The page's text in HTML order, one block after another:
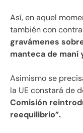
Así, en aquel
también con
gravámenes
manteca de maní
Asimismo se
la UE constará de
Comisión
reequilibrio”.